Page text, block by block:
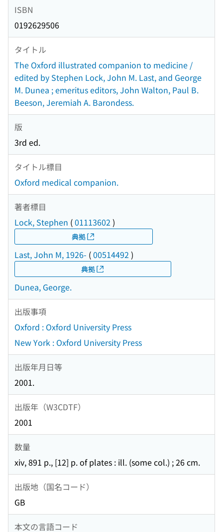
ISBN
0192629506
タイトル
The Oxford illustrated companion to medicine /
edited by Stephen Lock, John M. Last, and George
M. Dunea ; emeritus editors, John Walton, Paul B.
Beeson, Jeremiah A. Barondess.
版
3rd ed.
タイトル標目
Oxford medical companion.
著者標目
Lock, Stephen (01113602 )
典拠
Last, John M, 1926- (00514492 )
典拠
Dunea, George.
出版事項
Oxford : Oxford University Press
New York : Oxford University Press
出版年月日等
2001.
出版年（W3CDTF）
2001
数量
xiv, 891 p., [12] p. of plates : ill. (some col.) ; 26 cm.
出版地（国名コード）
GB
本文の言語コード